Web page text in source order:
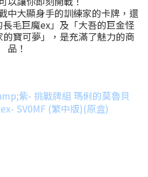
中大顯身手的訓練家的卡牌，還
毛巨魔ex」及「大吾的巨金怪
寶可夢」，是充滿了魅力的商
品！